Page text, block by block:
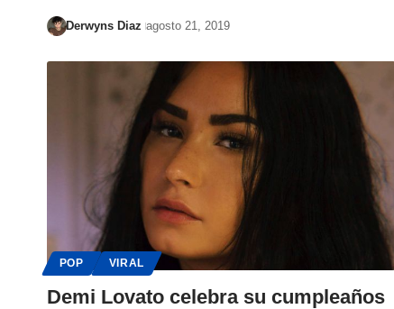
Derwyns Diaz agosto 21, 2019
POP VIRAL
Demi Lovato celebra su cumpleaños